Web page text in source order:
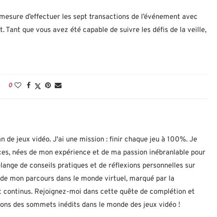
d’effectuer les sept transactions de l’événement avec
Tant que vous avez été capable de suivre les défis de la veille,
0
jeux vidéo. J'ai une mission : finir chaque jeu à 100%. Je
nées de mon expérience et de ma passion inébranlable pour
de conseils pratiques et de réflexions personnelles sur
mon parcours dans le monde virtuel, marqué par la
Rejoignez-moi dans cette quête de complétion et
des sommets inédits dans le monde des jeux vidéo !